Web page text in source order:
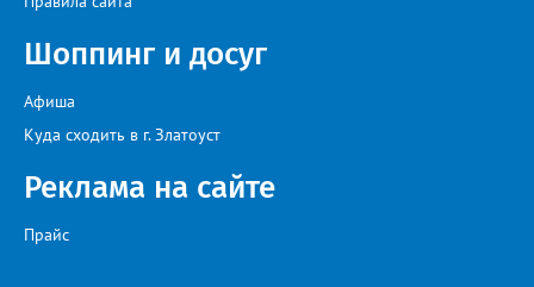
Шоппинг и досуг
Афиша
Куда сходить в г. Златоуст
Реклама на сайте
Прайс